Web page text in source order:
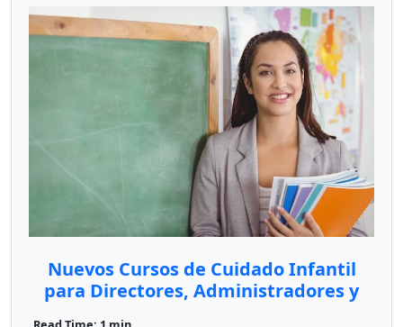
ChildCareEd está en el Registro de la Fuerza
Laboral de la Primera Infancia de Arizona! Para
Nuevos Cursos de Cuidado Infantil
para Directores, Administradores y